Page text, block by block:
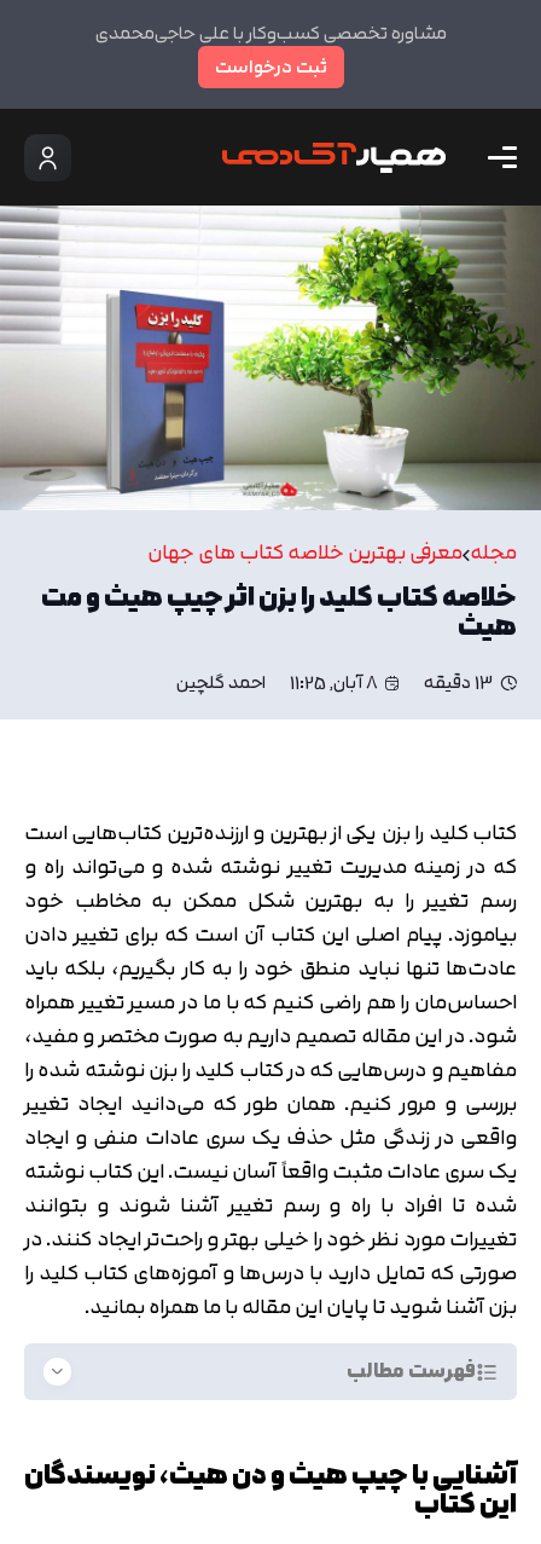
مشاوره تخصصی کسب‌وکار با علی حاجی‌محمدی
ثبت درخواست
مجله معرفی بهترین خلاصه کتاب های جهان
خلاصه کتاب کلید را بزن اثر چیپ هیث و مت
هیث
13 دقیقه 8 آبان, 11:25 احمد گلچین
کتاب کلید را بزن یکی از بهترین و ارزنده‌ترین کتاب‌هایی است
که در زمینه مدیریت تغییر نوشته شده و می‌تواند راه و
رسم تغییر را به بهترین شکل ممکن به مخاطب خود
بیاموزد. پیام اصلی این کتاب آن است که برای تغییر دادن
عادت‌ها تنها نباید منطق خود را به کار بگیریم، بلکه باید
احساس‌مان را هم راضی کنیم که با ما در مسیر تغییر همراه
شود. در این مقاله تصمیم داریم به صورت مختصر و مفید،
مفاهیم و درس‌هایی که در کتاب کلید را بزن نوشته شده را
بررسی و مرور کنیم. همان طور که می‌دانید ایجاد تغییر
واقعی در زندگی مثل حذف یک سری عادات منفی و ایجاد
یک سری عادات مثبت واقعاً آسان نیست. این کتاب نوشته
شده تا افراد با راه و رسم تغییر آشنا شوند و بتوانند
تغییرات مورد نظر خود را خیلی بهتر و راحت‌تر ایجاد کنند. در
صورتی که تمایل دارید با درس‌ها و آموزه‌های کتاب کلید را
بزن آشنا شوید تا پایان این مقاله با ما همراه بمانید.
فهرست مطالب
آشنایی با چیپ هیث و دن هیث، نویسندگان
این کتاب